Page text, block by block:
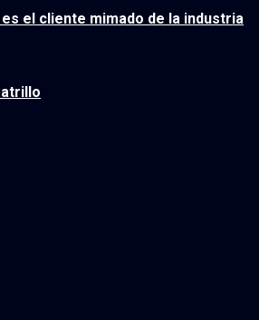
el cliente mimado de la industria